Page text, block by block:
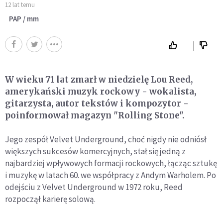
12 lat temu
PAP / mm
W wieku 71 lat zmarł w niedzielę Lou Reed,
amerykański muzyk rockowy - wokalista,
gitarzysta, autor tekstów i kompozytor -
poinformował magazyn "Rolling Stone".
Jego zespół Velvet Underground, choć nigdy nie odniósł
większych sukcesów komercyjnych, stał się jedną z
najbardziej wpływowych formacji rockowych, łącząc sztukę
i muzykę w latach 60. we współpracy z Andym Warholem. Po
odejściu z Velvet Underground w 1972 roku, Reed
rozpoczął karierę solową.